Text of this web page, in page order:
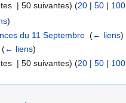
| 50 suivantes) (20 | 50 | 100
)
du 11 Septembre ‎(← liens)
‎(← liens)
| 50 suivantes) (20 | 50 | 100